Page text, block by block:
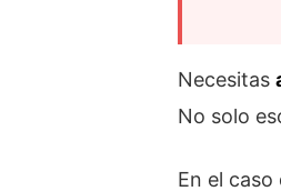
Necesitas
No solo
En el